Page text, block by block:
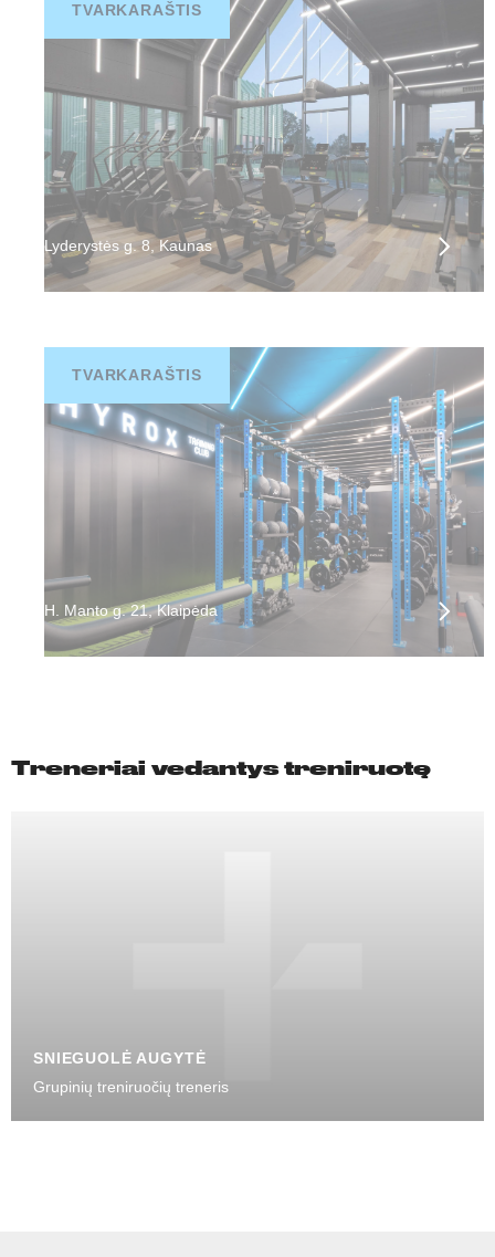
TVARKARAŠTIS
Lyderystės g. 8, Kaunas
TVARKARAŠTIS
H. Manto g. 21, Klaipėda
Treneriai vedantys treniruotę
SNIEGUOLĖ AUGYTĖ
Grupinių treniruočių treneris